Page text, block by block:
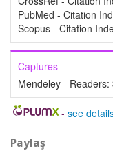
PubMed - Citation
Scopus - Citation
Captures
Mendeley - Readers:
- see
Paylaş